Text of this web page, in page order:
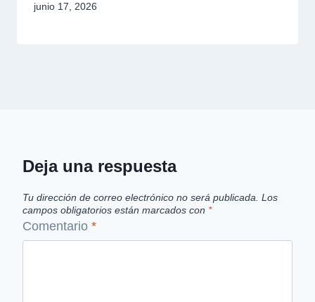
junio 17, 2026
Deja una respuesta
Tu dirección de correo electrónico no será publicada. Los
campos obligatorios están marcados con *
Comentario *